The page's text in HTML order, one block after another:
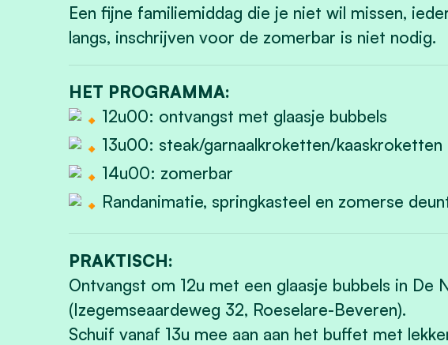
Een fijne familiemiddag die je niet wil missen,
langs, inschrijven voor de zomerbar is niet nodig.
HET PROGRAMMA:
12u00: ontvangst met glaasje bubbels
13u00: steak/garnaalkroketten/
14u00: zomerbar
Randanimatie, springkasteel en zomerse
PRAKTISCH:
Ontvangst om 12u met een glaasje bubbels in De
(Izegemseaardeweg 32, Roeselare-Beveren).
Schuif vanaf 13u mee aan aan het buffet met